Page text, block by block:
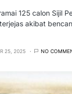
125 calon Sijil
akibat
25, 2025 NO